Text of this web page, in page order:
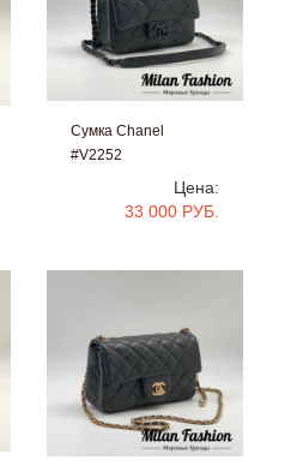
Сумка Chanel
#V2252
Цена:
33 000 РУБ.